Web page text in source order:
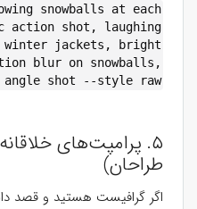
snowballs at each
action shot, laughing
winter jackets, bright
blur on snowballs,
angle shot --style raw
۵. پرامپت‌های
طراحان)
اگر گرافیست هستید و قصد